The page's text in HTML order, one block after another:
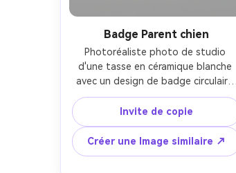
Badge Parent chien
Photoréaliste photo de studio
d'une tasse en céramique blanche
avec un design de badge circulaire
liant "Meilleur papa chien" autour
d'une icône de patte minimaliste,
encre noire et charbon de bois,
texture de timbre légèrement
vintage, fond gris neutre, éclairage
Invite de copie
Créer une Image similaire ↗